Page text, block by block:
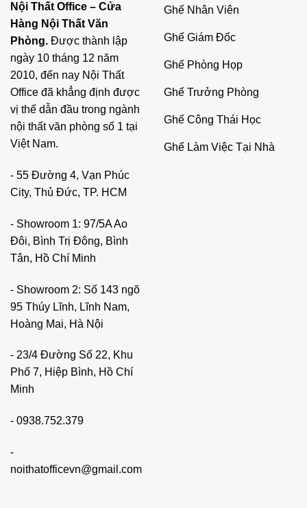
Nội Thất Office – Cửa
Hàng Nội Thất Văn
Phòng. Được thành lập
ngày 10 tháng 12 năm
2010, đến nay Nội Thất
Office đã khẳng định được
vị thế dẫn đầu trong ngành
nội thất văn phòng số 1 tại
Việt Nam.
- 55 Đường 4, Vạn Phúc
City, Thủ Đức, TP. HCM
- Showroom 1: 97/5A Ao
Đôi, Bình Trị Đông, Bình
Tân, Hồ Chí Minh
- Showroom 2: Số 143 ngõ
95 Thúy Lĩnh, Lĩnh Nam,
Hoàng Mai, Hà Nội
- 23/4 Đường Số 22, Khu
Phố 7, Hiệp Bình, Hồ Chí
Minh
- 0938.752.379
-
noithatofficevn@gmail.com
Ghế Nhân Viên
Ghế Giám Đốc
Ghế Phòng Họp
Ghế Trưởng Phòng
Ghế Công Thái Học
Ghế Làm Việc Tại Nhà